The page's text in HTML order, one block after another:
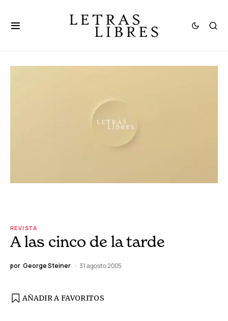
REVISTA
A las cinco de la tarde
por George Steiner 31 agosto 2005
AÑADIR A FAVORITOS